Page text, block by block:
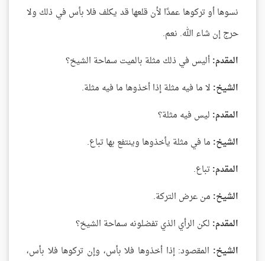
نسوها أو تركوها عمدًا لأن قلعها قد يكلف فلا بأس في ذلك ولا
حرج إن شاء الله. نعم.
المقدم:أليس في ذلك مثلة بالميت سماحة الشيخ؟
الشيخ: لا ما فيه مثلة إذا أخذوها ما فيه مثلة.
المقدم: ليس فيه مثلة؟
الشيخ: ما في مثلة يأخذوها وينتفع بها تباع.
المقدم:تباع.
الشيخ: من عرض التركة.
المقدم: لكن الرأي الذي تفضلونه سماحة الشيخ؟
الشيخ: المقصود: إذا أخذوها فلا بأس، وإن تركوها فلا بأس،